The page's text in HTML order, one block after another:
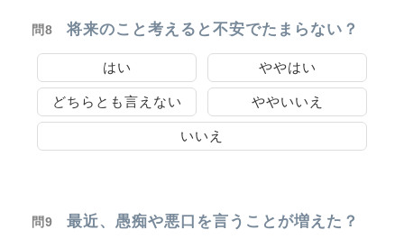
問8 将来のこと考えると不安でたまらない？
はい ややはい
どちらとも言えない ややいいえ
いいえ
問9 最近、愚痴や悪口を言うことが増えた？